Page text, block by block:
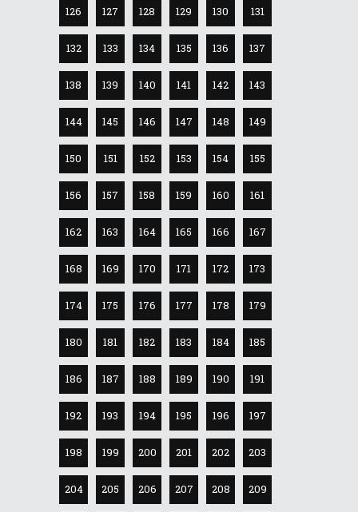
126 127 128 129 130 131
132 133 134 135 136 137
138 139 140 141 142 143
144 145 146 147 148 149
150 151 152 153 154 155
156 157 158 159 160 161
162 163 164 165 166 167
168 169 170 171 172 173
174 175 176 177 178 179
180 181 182 183 184 185
186 187 188 189 190 191
192 193 194 195 196 197
198 199 200 201 202 203
204 205 206 207 208 209